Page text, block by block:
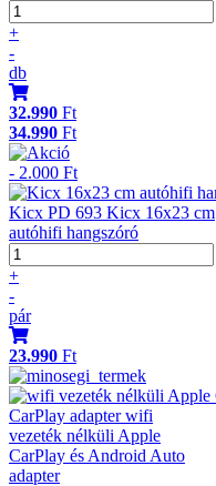
+
-
db
32.990 Ft
34.990 Ft
- 2.000 Ft
Kicx PD 693 Kicx 16x23 cm
autóhifi hangszóró
+
-
pár
23.990 Ft
CarPlay adapter wifi
vezeték nélküli Apple
CarPlay és Android Auto
adapter